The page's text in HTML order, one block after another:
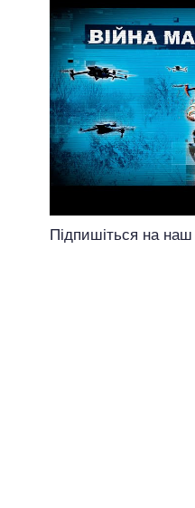
Підпишіться на наш